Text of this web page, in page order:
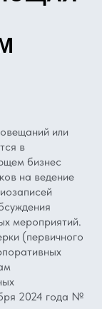
или
в
бизнес
на ведение
мероприятий.
(первичного
2024 года №